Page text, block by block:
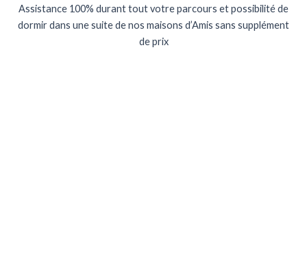
Assistance 100% durant tout votre parcours et possibilité de
dormir dans une suite de nos maisons d’Amis sans supplément
de prix